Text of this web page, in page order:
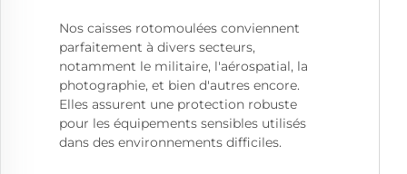
Nos caisses rotomoulées conviennent
parfaitement à divers secteurs,
notamment le militaire, l'aérospatial, la
photographie, et bien d'autres encore.
Elles assurent une protection robuste
pour les équipements sensibles utilisés
dans des environnements difficiles.